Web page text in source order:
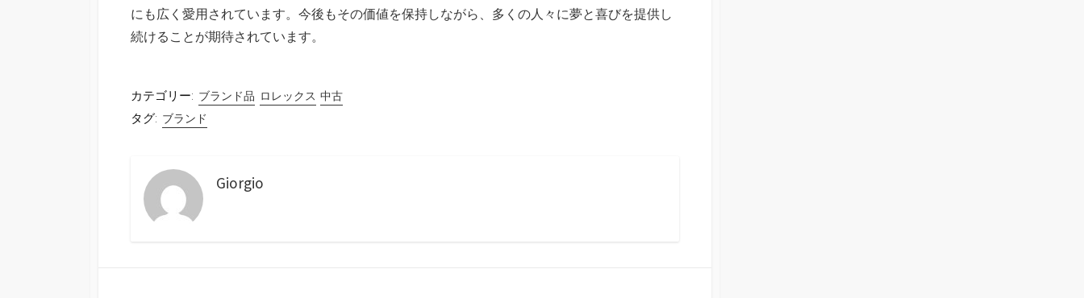
にも広く愛用されています。今後もその価値を保持しながら、多くの人々に夢と喜びを提供し
続けることが期待されています。
カテゴリー: ブランド品 ロレックス 中古
タグ: ブランド
Giorgio